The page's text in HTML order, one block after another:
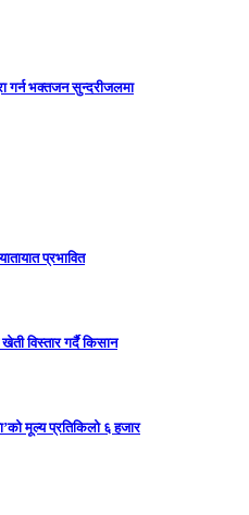
गर्न भक्तजन सुन्दरीजलमा
प्रभावित
विस्तार गर्दै किसान
मूल्य प्रतिकिलो ६ हजार